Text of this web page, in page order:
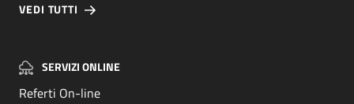
VEDI TUTTI
SERVIZI ONLINE
Referti On-line